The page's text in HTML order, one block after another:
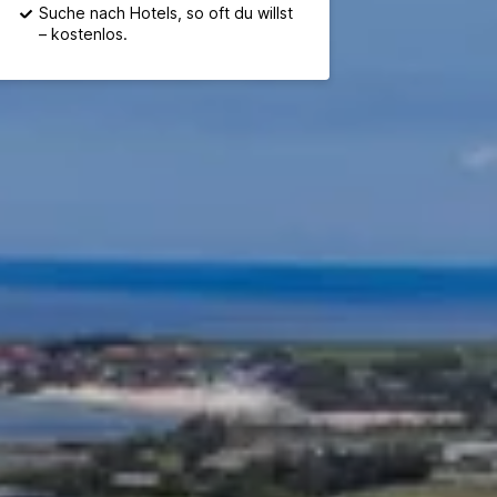
Suche nach Hotels, so oft du willst
– kostenlos.